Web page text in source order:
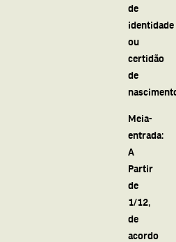
de
identidade
ou
certidão
de
Meia-
entrada:
A
Partir
de
1/12,
de
acordo